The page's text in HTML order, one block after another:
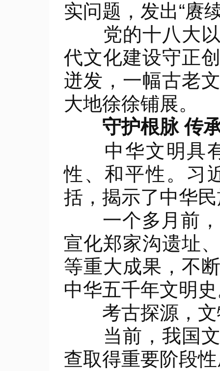
实问题，发出“赓
党的十八大以
代文化建设守正
迸发，一幅古老
大地徐徐铺展。
守护根脉 传
中华文明具有
性、和平性。习
括，揭示了中华
一个多月前，
宣化郑家沟遗址
等重大成果，不
中华五千年文明
考古探源，文
当前，我国文
查取得重要阶段